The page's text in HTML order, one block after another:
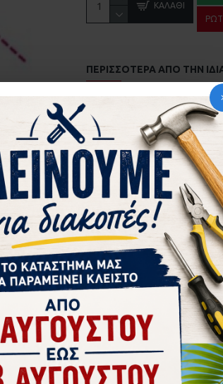
ΚΑΛΆΘΙ
ΠΕΡΙΣΣΌΤΕΡΑ ΑΠΌ ΤΗΝ
10 εξάγωνα
250,80€